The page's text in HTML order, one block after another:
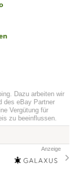
Dazu arbeiten wir
des eBay Partner
Vergütung für
zu beeinflussen.